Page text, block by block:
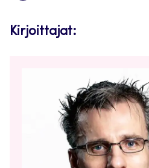
Kirjoittajat: